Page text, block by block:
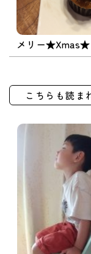
メリー★Xmas★
こちらも読ま